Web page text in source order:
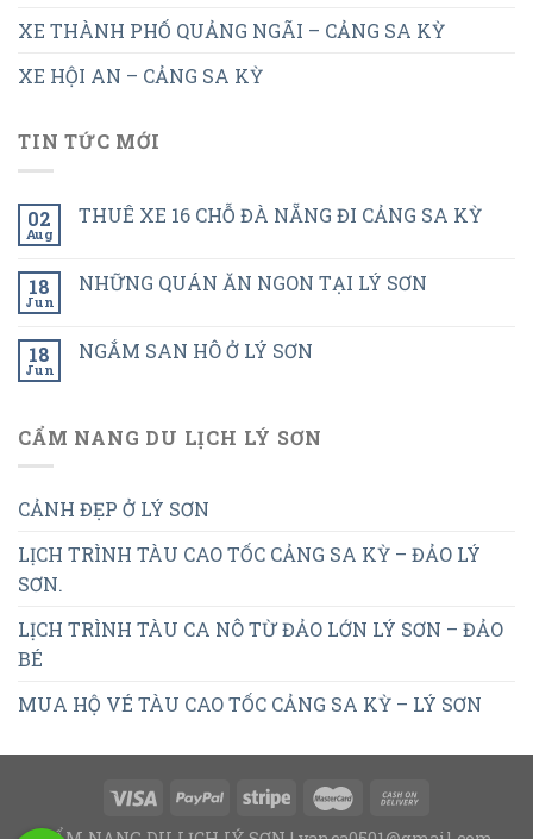
XE THÀNH PHỐ QUẢNG NGÃI – CẢNG SA KỲ
XE HỘI AN – CẢNG SA KỲ
TIN TỨC MỚI
02
Aug
THUÊ XE 16 CHỖ ĐÀ NẴNG ĐI CẢNG SA KỲ
18
Jun
NHỮNG QUÁN ĂN NGON TẠI LÝ SƠN
18
Jun
NGẮM SAN HÔ Ở LÝ SƠN
CẨM NANG DU LỊCH LÝ SƠN
CẢNH ĐẸP Ở LÝ SƠN
LỊCH TRÌNH TÀU CAO TỐC CẢNG SA KỲ – ĐẢO LÝ
SƠN.
LỊCH TRÌNH TÀU CA NÔ TỪ ĐẢO LỚN LÝ SƠN – ĐẢO
BÉ
MUA HỘ VÉ TÀU CAO TỐC CẢNG SA KỲ – LÝ SƠN